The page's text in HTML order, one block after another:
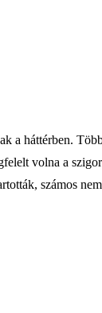
a háttérben.
volna a
számos